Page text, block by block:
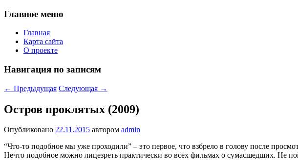
Главное меню
Главная
Карта сайта
О проекте
Навигация по записям
← Предыдущая Следующая →
Остров проклятых (2009)
Опубликовано 22.11.2015 автором admin
“Что-то подобное мы уже проходили” – это первое, что взбрело в голову после
Нечто подобное можно лицезреть практически во всех фильмах о сумасшедших. Не